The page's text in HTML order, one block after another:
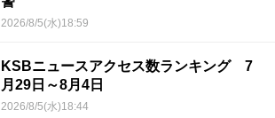
2026/8/5(水)18:59
KSBニュースアクセス数ランキング 7
月29日～8月4日
2026/8/5(水)18:44